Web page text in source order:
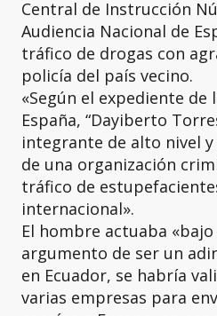
Central de Instrucción
Audiencia Nacional de
tráfico de drogas con
policía del país vecino.
«Según el expediente de
España, “Dayiberto
integrante de alto nivel
de una organización
tráfico de
internacional».
El hombre actuaba
argumento de ser un
en Ecuador, se habría
varias empresas para